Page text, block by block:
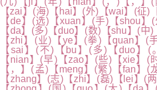
【zai】(海)【hai】(外)【wai】(征)
【de】(选)【xuan】(手)【shou
【da】(多)【duo】(数)【shu】(中
【zhi】(业)【ye】(拳)【quan】(
【sai】(不)【bu】(多)【duo】
【nian】(早)【zao】(些)【xie】(
【，】(孟)【meng】(繁)【fan】
【zhang】(志)【zhi】(磊)【lei】(